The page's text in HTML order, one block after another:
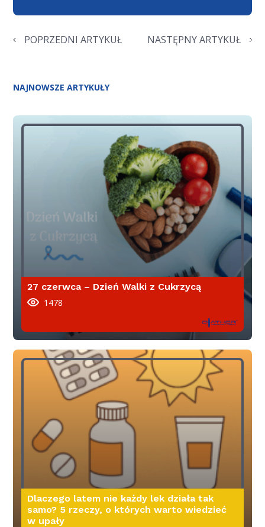
POPRZEDNI ARTYKUŁ NASTĘPNY ARTYKUŁ
NAJNOWSZE ARTYKUŁY
27 czerwca – Dzień Walki z Cukrzycą
1478
Dlaczego latem nie każdy lek działa tak
samo? 5 rzeczy, o których warto wiedzieć
w upały